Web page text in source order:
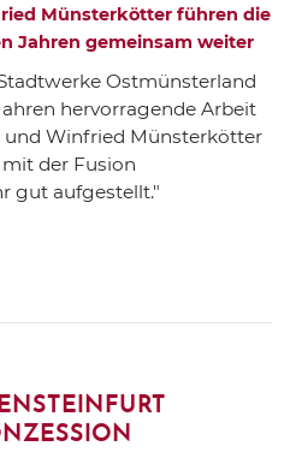
Münsterkötter führen die
Jahren gemeinsam weiter
Ostmünsterland
hervorragende Arbeit
und Winfried Münsterkötter
der Fusion
gut aufgestellt."